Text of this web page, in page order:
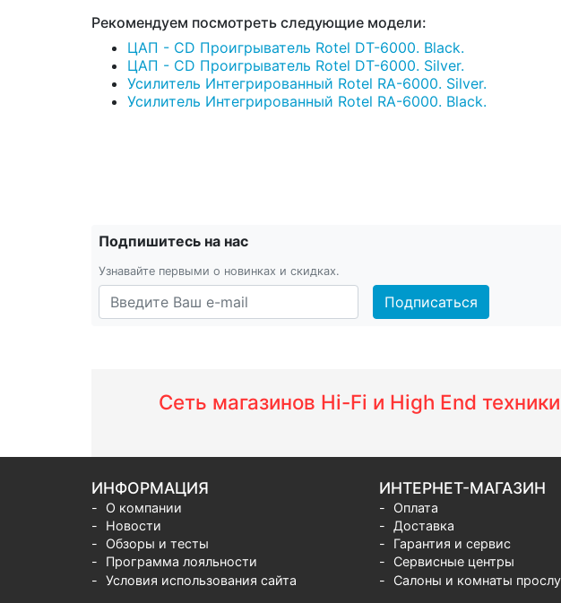
Рекомендуем посмотреть следующие модели:
ЦАП - CD Проигрыватель Rotel DT-6000. Black.
ЦАП - CD Проигрыватель Rotel DT-6000. Silver.
Усилитель Интегрированный Rotel RA-6000. Silver.
Усилитель Интегрированный Rotel RA-6000. Black.
Подпишитесь на нас
Узнавайте первыми о новинках и скидках.
Подписаться
Сеть магазинов Hi-Fi и High End
ИНФОРМАЦИЯ
О компании
Новости
Обзоры и тесты
Программа лояльности
Условия использования сайта
ИНТЕРНЕТ-МАГАЗИН
Оплата
Доставка
Гарантия и сервис
Сервисные центры
Салоны и комнаты